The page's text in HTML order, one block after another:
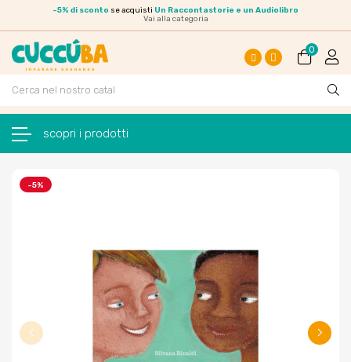
-5% di sconto se acquisti Un Raccontastorie e un Audiolibro
Vai alla categoria
FacebookInstagram
0
-5%